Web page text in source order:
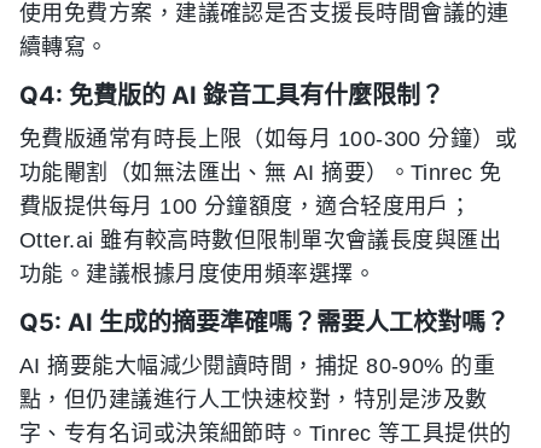
使用免費方案，建議確認是否支援長時間會議的連
續轉寫。
Q4: 免費版的 AI 錄音工具有什麼限制？
免費版通常有時長上限（如每月 100-300 分鐘）或
功能閹割（如無法匯出、無 AI 摘要）。Tinrec 免
費版提供每月 100 分鐘額度，適合轻度用戶；
Otter.ai 雖有較高時數但限制單次會議長度與匯出
功能。建議根據月度使用頻率選擇。
Q5: AI 生成的摘要準確嗎？需要人工校對嗎？
AI 摘要能大幅減少閱讀時間，捕捉 80-90% 的重
點，但仍建議進行人工快速校對，特別是涉及數
字、专有名词或決策細節時。Tinrec 等工具提供的